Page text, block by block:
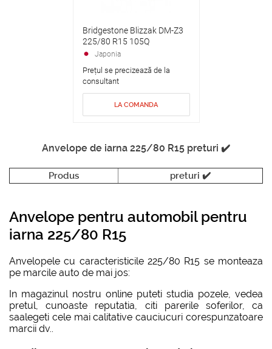
Bridgestone Blizzak DM-Z3
225/80 R15 105Q
Japonia
Prețul se precizează de la
consultant
LA COMANDA
Anvelope de iarna 225/80 R15 preturi ✔️
Produs preturi ✔️
Anvelope pentru automobil pentru
iarna 225/80 R15
Anvelopele cu caracteristicile 225/80 R15 se monteaza
pe marcile auto de mai jos:
In magazinul nostru online puteti studia pozele, vedea
pretul, cunoaste reputatia, citi parerile soferilor, ca
saalegeti cele mai calitative cauciucuri corespunzatoare
marcii dv..